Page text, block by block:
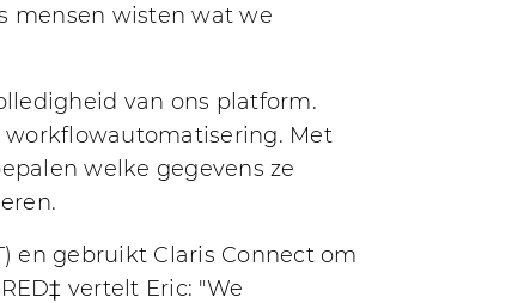
mensen wisten wat we
van ons platform.
workflowautomatisering. Met
welke gegevens ze
en gebruikt Claris Connect om
vertelt Eric: "We